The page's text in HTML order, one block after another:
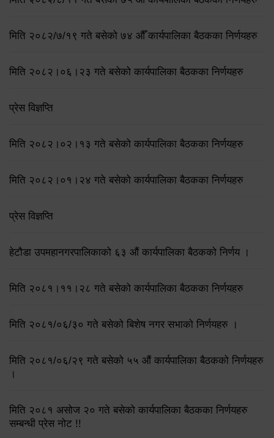
मिति २०८२/७/१९ गते बसेको ७४ औँ कार्यपालिका बैठकका निर्णयहरु
मिति २०८२।०६।२३ गते बसेको कार्यपालिका बैठकका निर्णयहरु
प्रेस विज्ञप्ति
मिति २०८२।०२।१३ गते बसेको कार्यपालिका बैठकका निर्णयहरु
मिति २०८२।०१।२४ गते बसेको कार्यपालिका बैठकका निर्णयहरु
प्रेस विज्ञप्ति
हेटौडा उपमहानगरपालिकाको ६३ औं कार्यपालिका बैठकको निर्णय ।
मिति २०८१।११।२८ गते बसेको कार्यपालिका बैठकका निर्णयहरु
मिति २०८१/०६/३० गते बसेको बिशेष नगर सभाको निर्णयहरु ।
मिति २०८१/०६/२९ गते बसेको ५५ औं कार्यपालिका बैठकको निर्णयहरु
।
मिति २०८१ असोज २० गते बसेको कार्यपालिका बैठकका निर्णयहरु
सम्बन्धी प्रेस नोट !!